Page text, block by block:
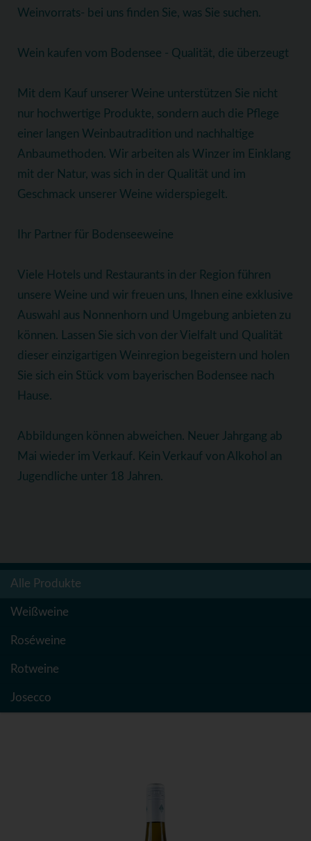
Weinvorrats- bei uns finden Sie, was Sie suchen.
Wein kaufen vom Bodensee - Qualität, die überzeugt
Mit dem Kauf unserer Weine unterstützen Sie nicht
nur hochwertige Produkte, sondern auch die Pflege
einer langen Weinbautradition und nachhaltige
Anbaumethoden. Wir arbeiten als Winzer im Einklang
mit der Natur, was sich in der Qualität und im
Geschmack unserer Weine widerspiegelt.
Ihr Partner für Bodenseeweine
Viele Hotels und Restaurants in der Region führen
unsere Weine und wir freuen uns, Ihnen eine exklusive
Auswahl aus Nonnenhorn und Umgebung anbieten zu
können. Lassen Sie sich von der Vielfalt und Qualität
dieser einzigartigen Weinregion begeistern und holen
Sie sich ein Stück vom bayerischen Bodensee nach
Hause.
Abbildungen können abweichen. Neuer Jahrgang ab
Mai wieder im Verkauf. Kein Verkauf von Alkohol an
Jugendliche unter 18 Jahren.
Alle Produkte
Weißweine
Roséweine
Rotweine
Josecco